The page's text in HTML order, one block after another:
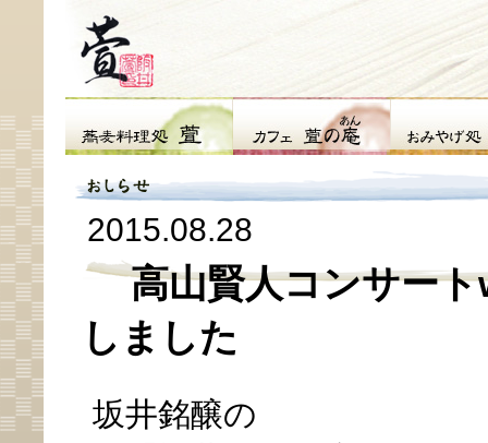
2015.08.28
高山賢人コンサー
しました
坂井銘醸の